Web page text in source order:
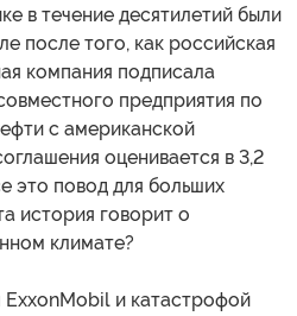
в течение десятилетий были
после того, как российская
компания подписала
предприятия по
с американской
оценивается в 3,2
это повод для больших
история говорит о
климате?
ExxonMobil и катастрофой